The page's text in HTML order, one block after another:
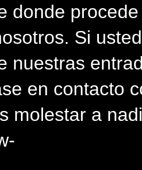
donde
Si
nuestras
en contacto
molestar a